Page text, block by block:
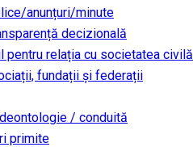
anunțuri/minute
decizională
pentru relația cu societatea civilă
fundații și federații
/ conduită
primite